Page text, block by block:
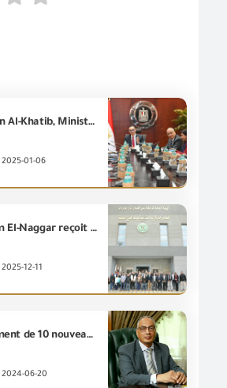
L’ingénieur Hassan Al-Khatib, Ministre de l’Investissement et du Commerce extérieur, a tenu une réunion élargie avec les dirigeants et les membres des conseils d’exportation pour discuter les axes du nouveau programme de remboursement des charges des exportations,
01-06
L'ingénieur/ Essam El-Naggar reçoit les Responsables et les membres du Conseil d'exportation pour les industries d'ingénieurie en visite pour le Complexe des laboratoires Centraux industriels pour la (GOEIC) au Port de Sokhna .
12-11
La (GOEIC):lancement de 10 nouveaux laboratoires d'analyse des biens industriels
06-20